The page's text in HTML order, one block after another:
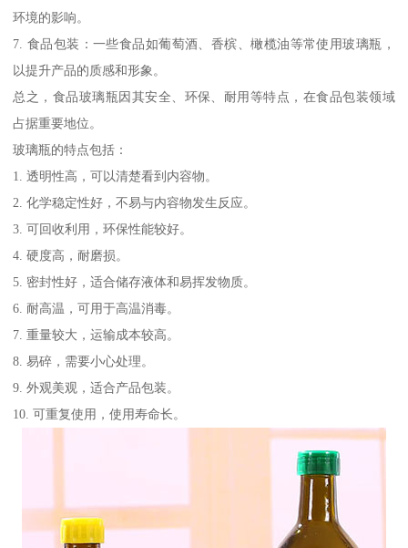
环境的影响。
7. 食品包装：一些食品如葡萄酒、香槟、橄榄油等常使用玻璃瓶，
以提升产品的质感和形象。
总之，食品玻璃瓶因其安全、环保、耐用等特点，在食品包装领域
占据重要地位。
玻璃瓶的特点包括：
1. 透明性高，可以清楚看到内容物。
2. 化学稳定性好，不易与内容物发生反应。
3. 可回收利用，环保性能较好。
4. 硬度高，耐磨损。
5. 密封性好，适合储存液体和易挥发物质。
6. 耐高温，可用于高温消毒。
7. 重量较大，运输成本较高。
8. 易碎，需要小心处理。
9. 外观美观，适合产品包装。
10. 可重复使用，使用寿命长。